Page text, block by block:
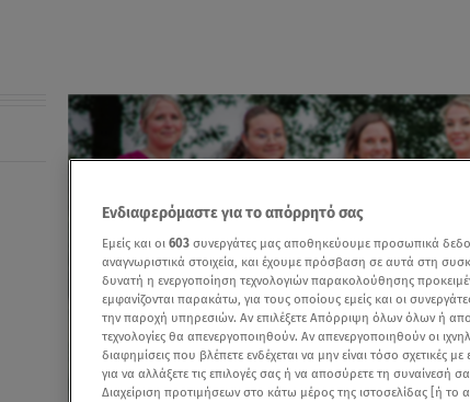
Ενδιαφερόμαστε για το απόρρητό σας
Εμείς και οι 603 συνεργάτες μας αποθηκεύουμε προσωπικά
αναγνωριστικά στοιχεία, και έχουμε πρόσβαση σε αυτά στη
δυνατή η ενεργοποίηση τεχνολογιών παρακολούθησης
εμφανίζονται παρακάτω, για τους οποίους εμείς και οι
την παροχή υπηρεσιών. Αν επιλέξετε Απόρριψη όλων όλων ή
τεχνολογίες θα απενεργοποιηθούν. Αν απενεργοποιηθούν οι
διαφημίσεις που βλέπετε ενδέχεται να μην είναι τόσο σχετικές
για να αλλάξετε τις επιλογές σας ή να αποσύρετε τη συναίνεσή
Διαχείριση προτιμήσεων στο κάτω μέρος της ιστοσελίδας [ή το